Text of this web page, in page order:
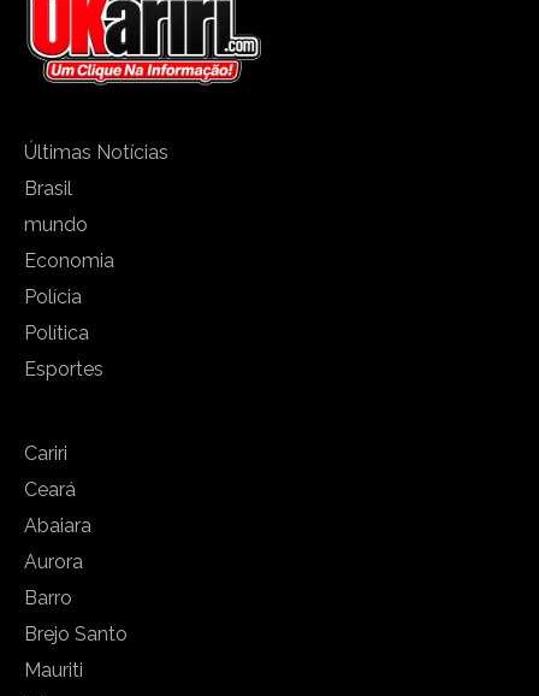
Últimas Notícias
Brasil
mundo
Economia
Polícia
Política
Esportes
Cariri
Ceará
Abaiara
Aurora
Barro
Brejo Santo
Mauriti